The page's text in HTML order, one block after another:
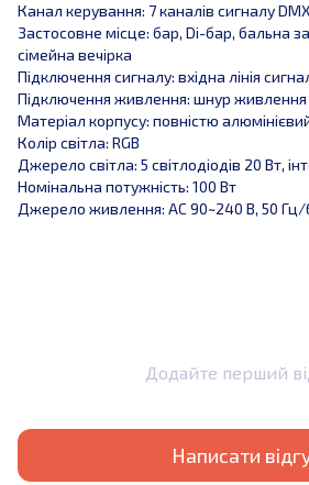
Канал керування: 7 каналів сигналу
Застосовне місце: бар, Di-бар, бальна
сімейна вечірка
Підключення сигналу: вхідна лінія
Підключення живлення: шнур живлення
Матеріал корпусу: повністю
Колір світла: RGB
Джерело світла: 5 світлодіодів 20 Вт,
Номінальна потужність: 100 Вт
Джерело живлення: AC 90~240 В, 50 Гц/
Додайте перший
Написати